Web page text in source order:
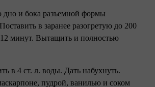
дно и бока разъемной формы
в заранее разогретую до 200
минут. Вытащить и полностью
в 4 ст. л. воды. Дать набухнуть.
пудрой, ванилью и соком